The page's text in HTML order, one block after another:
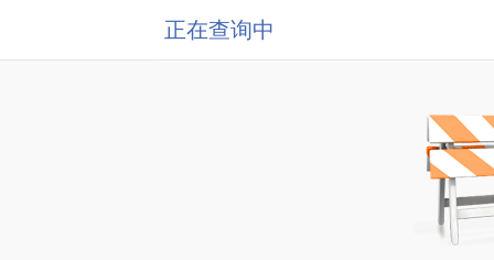
正在查询中